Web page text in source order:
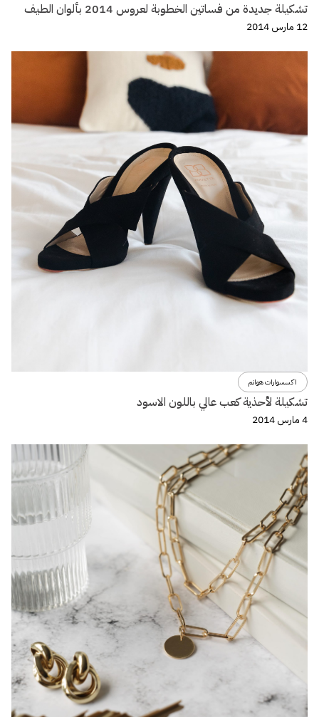
تشكيلة جديدة من فساتين الخطوبة لعروس 2014 بألوان الطيف
12 مارس 2014
اكسسوارات هوانم
تشكيلة لأحذية كعب عالي باللون الاسود
4 مارس 2014